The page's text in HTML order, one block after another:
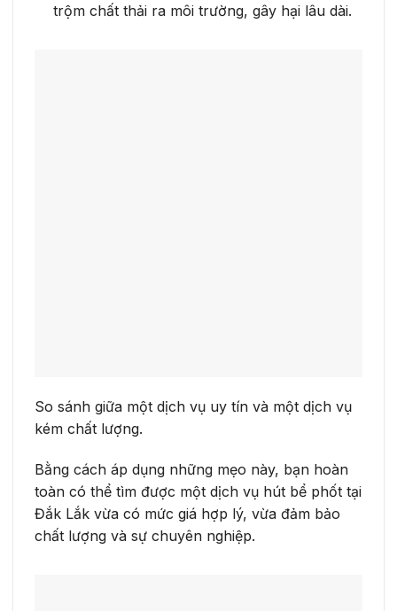
trộm chất thải ra môi trường, gây hại lâu dài.
So sánh giữa một dịch vụ uy tín và một dịch vụ
kém chất lượng.
Bằng cách áp dụng những mẹo này, bạn hoàn
toàn có thể tìm được một dịch vụ hút bể phốt tại
Đắk Lắk vừa có mức giá hợp lý, vừa đảm bảo
chất lượng và sự chuyên nghiệp.